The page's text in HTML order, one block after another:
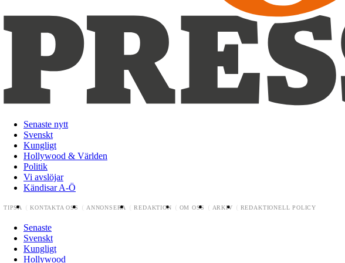
Senaste nytt
Svenskt
Kungligt
Hollywood & Världen
Politik
Vi avslöjar
Kändisar A-Ö
TIPSA KONTAKTA OSS ANNONSERA REDAKTION OM OSS ARKIV REDAKTIONELL POLICY
Senaste
Svenskt
Kungligt
Hollywood